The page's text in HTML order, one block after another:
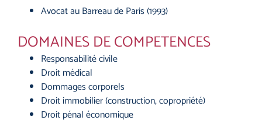
Avocat au Barreau de Paris (1993)
DOMAINES DE COMPETENCES
Responsabilité civile
Droit médical
Dommages corporels
Droit immobilier (construction, copropriété)
Droit pénal économique